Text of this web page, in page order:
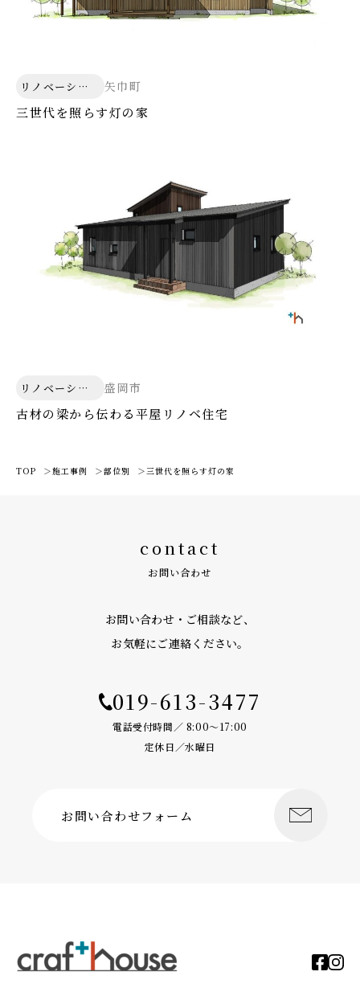
リノベーショ
矢巾町
三世代を照らす灯の家
リノベーショ
盛岡市
古材の梁から伝わる平屋リノベ住宅
TOP 施工事例 部位別 三世代を照らす灯の家
contact
お問い合わせ
お問い合わせ・ご相談など、
お気軽にご連絡ください。
019-613-3477
電話受付時間／ 8:00〜17:00
定休日／水曜日
お問い合わせフォーム